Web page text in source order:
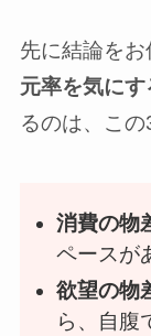
先に結論をお
元率を気にす
るのは、この
消費の物
ペースが
欲望の物
ら、自腹